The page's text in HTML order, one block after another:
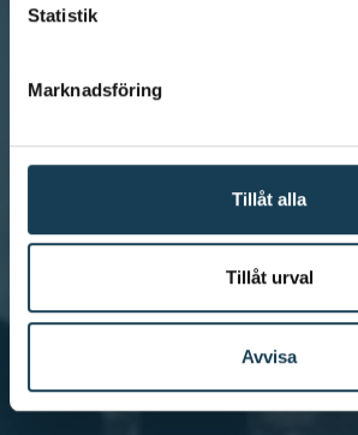
Statistik
Marknadsföring
Tillåt alla
Tillåt urval
Avvisa